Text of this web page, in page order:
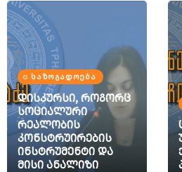
ᲡᲐᲖᲝᲒᲐᲓᲝᲔᲑᲐ
დისკურსი, როგორც
სოციალური
რეალობის
კონსტრუირების
ინსტრუმენტი და
მისი ანალიზი